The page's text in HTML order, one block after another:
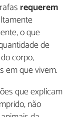
requerem
o que
de
corpo,
em que vivem.
que explicam
não